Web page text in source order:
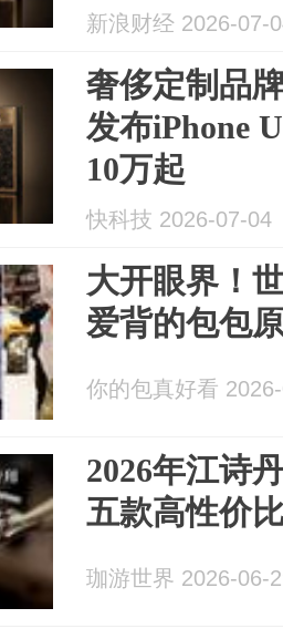
新浪财经 2026-07-
奢侈定制品
发布iPhone
10万起
快科技 2026-07-04
大开眼界！
爱背的包包
你的包真好看
2026年江诗
五款高性价
珈游世界 2026-06-